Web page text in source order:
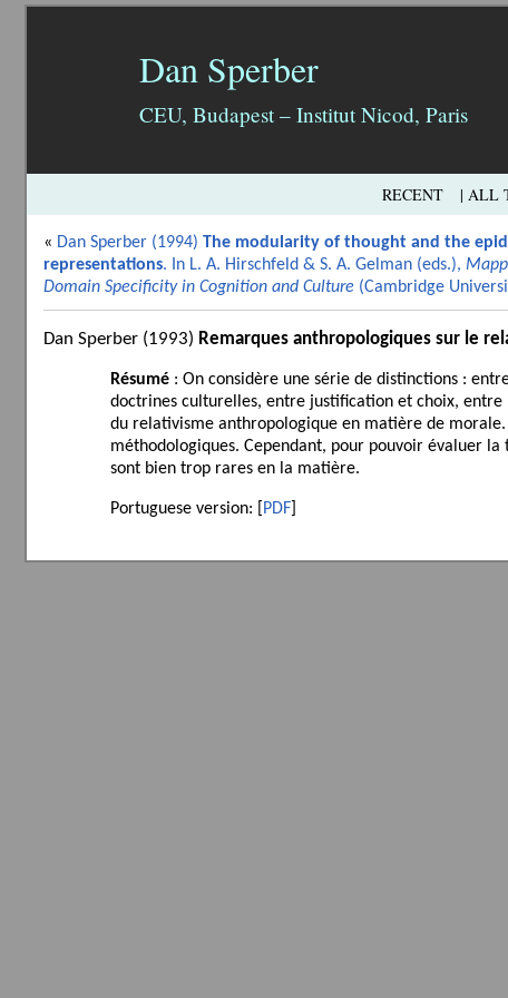
Dan Sperber
CEU, Budapest – Institut Nicod, Paris
| ALL
RECENT
« Dan Sperber (1994) The modularity of thought and the
representations. In L. A. Hirschfeld & S. A. Gelman (eds.),
Domain Specificity in Cognition and Culture (Cambridge
Dan Sperber (1993) Remarques anthropologiques sur le
Résumé : On considère une série de distinctions :
doctrines culturelles, entre justification et choix,
du relativisme anthropologique en matière de
méthodologiques. Cependant, pour pouvoir évaluer
sont bien trop rares en la matière.
Portuguese version: [ PDF